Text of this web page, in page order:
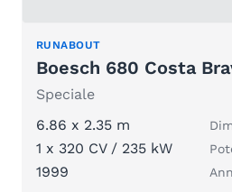
RUNABOUT
Boesch 680 Costa
Speciale
6.86 x 2.35 m
1 x 320 CV / 235 kW
1999